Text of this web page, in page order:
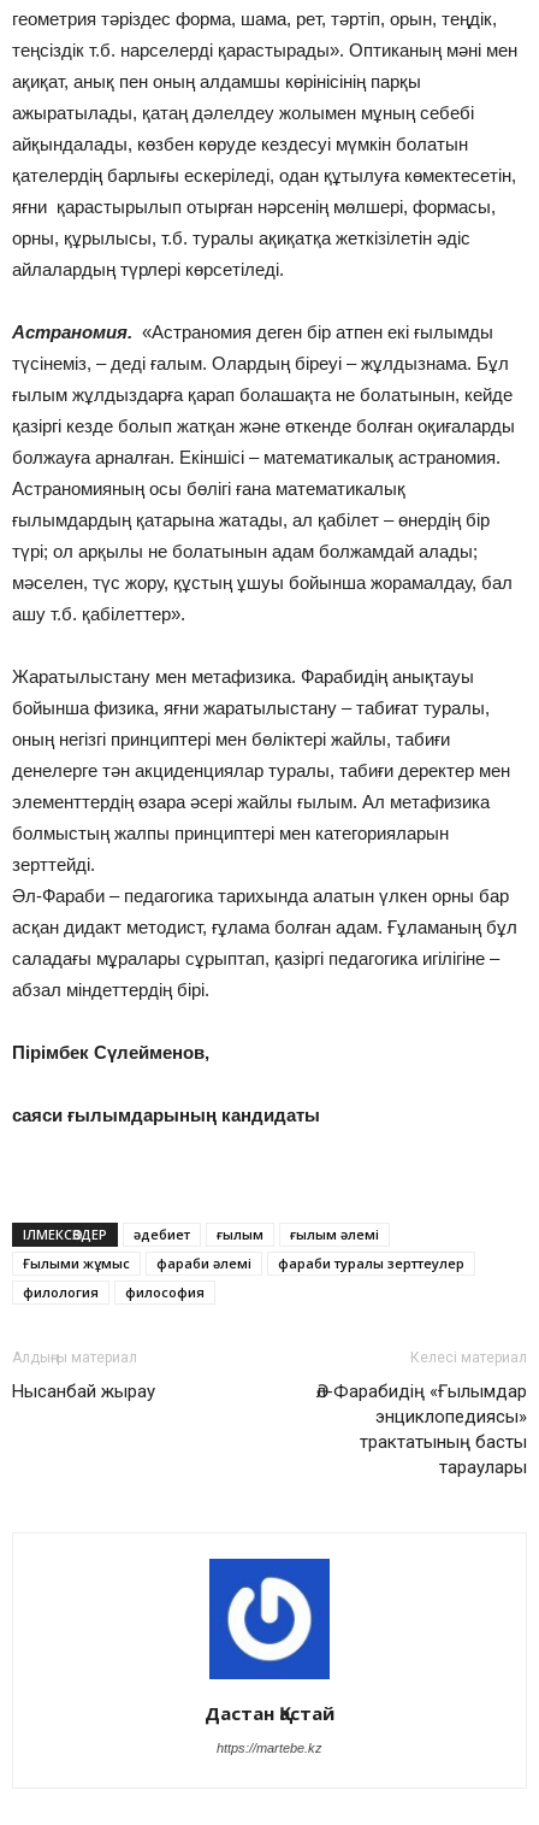
геометрия тәріздес форма, шама, рет, тәртіп, орын, теңдік,
теңсіздік т.б. нарселерді қарастырады». Оптиканың мәні мен
ақиқат, анық пен оның алдамшы көрінісінің парқы
ажыратылады, қатаң дәлелдеу жолымен мұның себебі
айқындалады, көзбен көруде кездесуі мүмкін болатын
қателердің барлығы ескеріледі, одан құтылуға көмектесетін,
яғни қарастырылып отырған нәрсенің мөлшері, формасы,
орны, құрылысы, т.б. туралы ақиқатқа жеткізілетін әдіс
айлалардың түрлері көрсетіледі.
Астраномия. «Астраномия деген бір атпен екі ғылымды
түсінеміз, – деді ғалым. Олардың біреуі – жұлдызнама. Бұл
ғылым жұлдыздарға қарап болашақта не болатынын, кейде
қазіргі кезде болып жатқан және өткенде болған оқиғаларды
болжауға арналған. Екіншісі – математикалық астраномия.
Астраномияның осы бөлігі ғана математикалық
ғылымдардың қатарына жатады, ал қабілет – өнердің бір
түрі; ол арқылы не болатынын адам бол­жамдай алады;
мәселен, түс жору, құстың ұшуы бойынша жорамалдау, бал
ашу т.б. қабілет­тер».
Жаратылыстану мен метафизика. Фарабидің анықтауы
бойынша физика, яғни жаратылыстану – табиғат туралы,
оның негізгі принциптері мен бөліктері жайлы, табиғи
денелерге тән акциденция­лар туралы, табиғи деректер мен
элементтердің өзара әсері жайлы ғылым. Ал метафизика
болмыс­тың жалпы принциптері мен категорияларын
зерттейді.
Әл-Фараби – педагогика тарихында алатын үлкен орны бар
асқан дидакт методист, ғұлама болған адам. Ғұламаның бұл
саладағы мұралары сұрыптап, қазіргі педагогика игілігіне –
абзал міндеттердің бірі.
Пірімбек Сүлейменов,
саяси ғылымдарының кандидаты
ІЛМЕКСӨЗДЕР әдебиет ғылым
ғылым әлемі
Ғылыми жұмыс
фараби әлемі
фараби туралы зерттеулер
филология
философия
Алдыңғы материал
Нысанбай жырау
Келесі материал
Әл-Фарабидің «Ғылымдар
энциклопедиясы»
трактатының басты
тараулары
Дастан Қастай
https://martebe.kz